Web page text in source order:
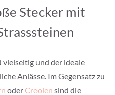
Stecker mit
und der ideale
Anlässe. Im Gegensatz zu
oder Creolen sind die